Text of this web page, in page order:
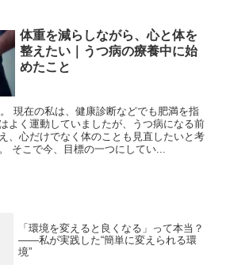
体重を減らしながら、心と体を
整えたい｜うつ病の療養中に始
めたこと
現在の私は、健康診断などでも肥満を指
よく運動していましたが、うつ病になる前
、心だけでなく体のことも見直したいと考
そこで今、目標の一つにしてい...
「環境を変えると良くなる」って本当？
——私が実践した“簡単に変えられる環
境”